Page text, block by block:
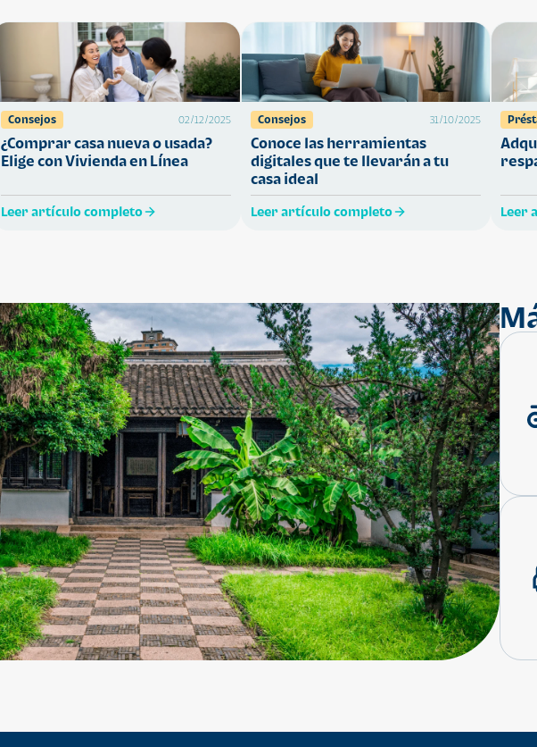
Consejos 02/12/2025
¿Comprar casa nueva o usada?
Elige con Vivienda en Línea
Leer artículo completo
Consejos 31/10/2025
Conoce las herramientas
digitales que te llevarán a tu
casa ideal
Leer artículo completo Leer